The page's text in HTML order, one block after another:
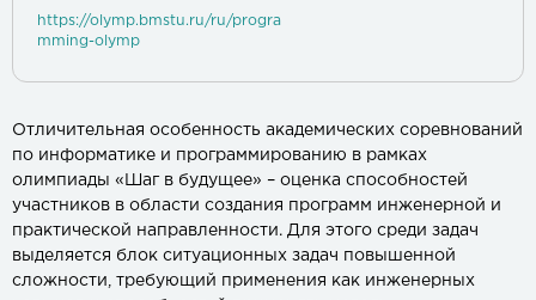
https://olymp.bmstu.ru/ru/progra
mming-olymp
Отличительная особенность академических соревнований
по информатике и программированию в рамках
олимпиады «Шаг в будущее» – оценка способностей
участников в области создания программ инженерной и
практической направленности. Для этого среди задач
выделяется блок ситуационных задач повышенной
сложности, требующий применения как инженерных